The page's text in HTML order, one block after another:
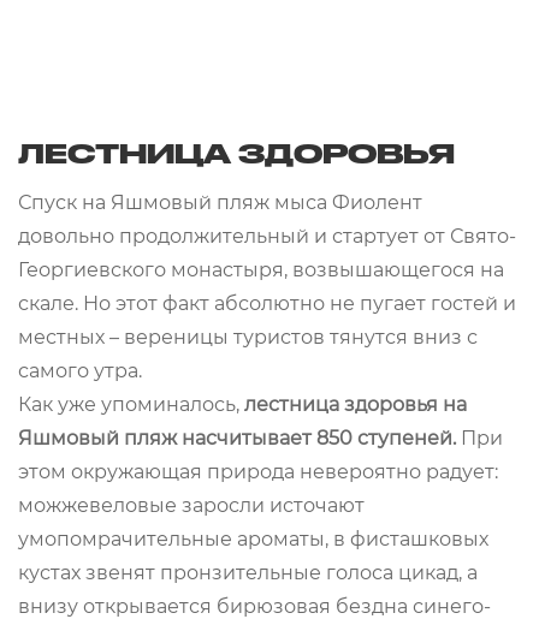
ЛЕСТНИЦА ЗДОРОВЬЯ
Спуск на Яшмовый пляж мыса Фиолент
довольно продолжительный и стартует от Свято-
Георгиевского монастыря, возвышающегося на
скале. Но этот факт абсолютно не пугает гостей и
местных – вереницы туристов тянутся вниз с
самого утра.
Как уже упоминалось, лестница здоровья на
Яшмовый пляж насчитывает 850 ступеней. При
этом окружающая природа невероятно радует:
можжевеловые заросли источают
умопомрачительные ароматы, в фисташковых
кустах звенят пронзительные голоса цикад, а
внизу открывается бирюзовая бездна синего-